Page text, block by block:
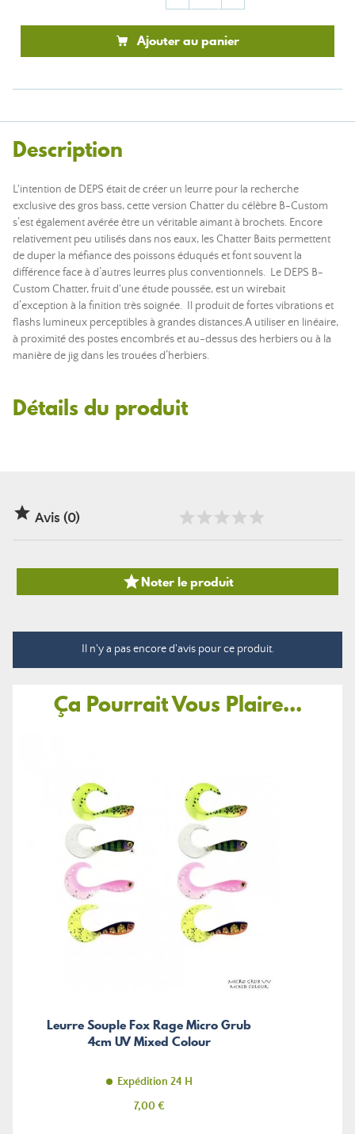
Ajouter au panier
Description
L'intention de DEPS était de créer un leurre pour la recherche
exclusive des gros bass, cette version Chatter du célèbre B-Custom
s’est également avérée être un véritable aimant à brochets. Encore
relativement peu utilisés dans nos eaux, les Chatter Baits permettent
de duper la méfiance des poissons éduqués et font souvent la
différence face à d’autres leurres plus conventionnels. Le DEPS B-
Custom Chatter, fruit d'une étude poussée, est un wirebait
d’exception à la finition très soignée. Il produit de fortes vibrations et
flashs lumineux perceptibles à grandes distances.A utiliser en linéaire,
à proximité des postes encombrés et au-dessus des herbiers ou à la
manière de jig dans les trouées d’herbiers.
Détails du produit
 Avis (0)
Noter le produit
Il n'y a pas encore d'avis pour ce produit.
Ça Pourrait Vous Plaire...
Leurre Souple Fox Rage Micro Grub
4cm UV Mixed Colour
Expédition 24 H
Prix
7,00 €